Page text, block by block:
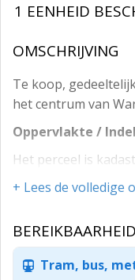
1 EENHEID
OMSCHRIJVING
Te koop,
het centrum van
Oppervlakte /
Het perceel is
Warmond, sectie D
perceel
begane grond van
van ca. 80 m2.
+ Lees de volledige
BEREIKBAARHEID
Tram, bus,